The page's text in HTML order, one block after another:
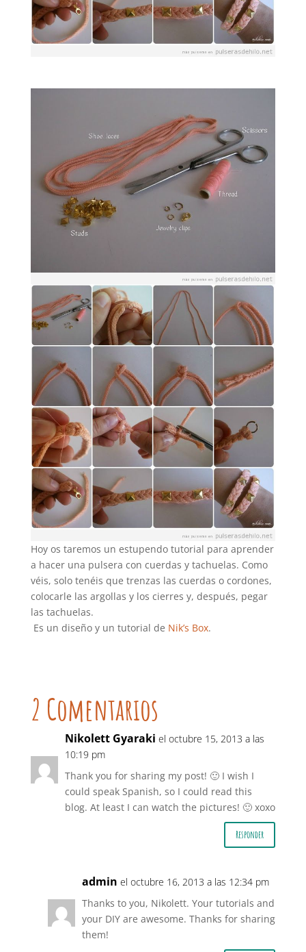
Hoy os taremos un estupendo tutorial para aprender
a hacer una pulsera con cuerdas y tachuelas. Como
véis, solo tenéis que trenzas las cuerdas o cordones,
colocarle las argollas y los cierres y, después, pegar
las tachuelas.
Es un diseño y un tutorial de Nik’s Box.
2 Comentarios
Nikolett Gyaraki el octubre 15, 2013 a las
10:19 pm
Thank you for sharing my post! 🙂 I wish I
could speak Spanish, so I could read this
blog. At least I can watch the pictures! 🙂 xoxo
Responder
admin el octubre 16, 2013 a las 12:34 pm
Thanks to you, Nikolett. Your tutorials and
your DIY are awesome. Thanks for sharing
them!